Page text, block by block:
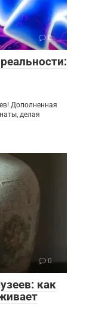
0
Дополненная
делая
0
как